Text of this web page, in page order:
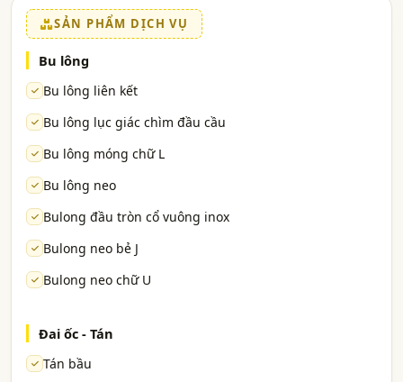
SẢN PHẨM DỊCH VỤ
Bu lông
Bu lông liên kết
Bu lông lục giác chìm đầu cầu
Bu lông móng chữ L
Bu lông neo
Bulong đầu tròn cổ vuông inox
Bulong neo bẻ J
Bulong neo chữ U
Đai ốc - Tán
Tán bầu